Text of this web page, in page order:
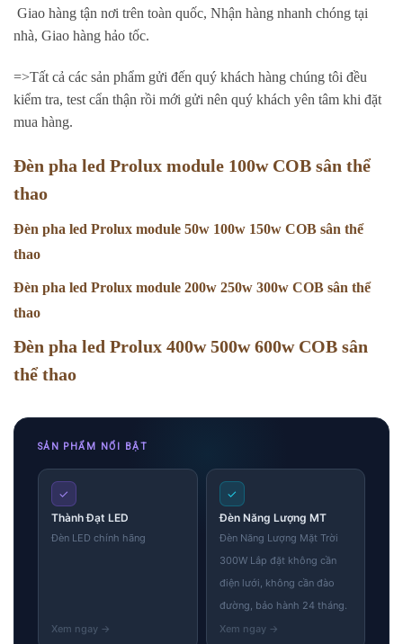
Giao hàng tận nơi trên toàn quốc, Nhận hàng nhanh chóng tại
nhà, Giao hàng hảo tốc.
=>Tất cả các sản phẩm gửi đến quý khách hàng chúng tôi đều
kiểm tra, test cẩn thận rồi mới gửi nên quý khách yên tâm khi đặt
mua hàng.
Đèn pha led Prolux module 100w COB sân thể
thao
Đèn pha led Prolux module 50w 100w 150w COB sân thể
thao
Đèn pha led Prolux module 200w 250w 300w COB sân thể
thao
Đèn pha led Prolux 400w 500w 600w COB sân
thể thao
SẢN PHẨM NỔI BẬT
✓
Thành Đạt LED
Đèn LED chính hãng
✓
Đèn Năng Lượng MT
Đèn Năng Lượng Mặt Trời
300W Lắp đặt không cần
điện lưới, không cần đào
đường, bảo hành 24 tháng.